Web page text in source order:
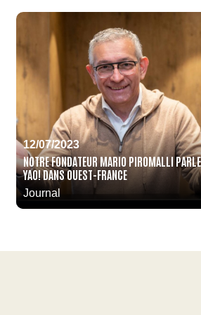
12/07/2023
NOTRE FONDATEUR MARIO PIROMALLI
YAO! DANS OUEST-FRANCE
Journal